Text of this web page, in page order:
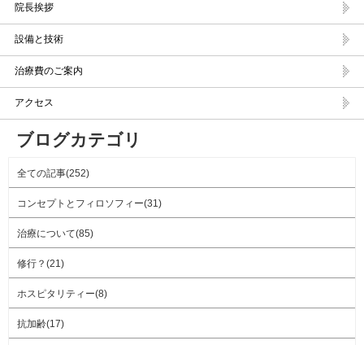
院長挨拶
設備と技術
治療費のご案内
アクセス
ブログカテゴリ
全ての記事(252)
コンセプトとフィロソフィー(31)
治療について(85)
修行？(21)
ホスピタリティー(8)
抗加齢(17)